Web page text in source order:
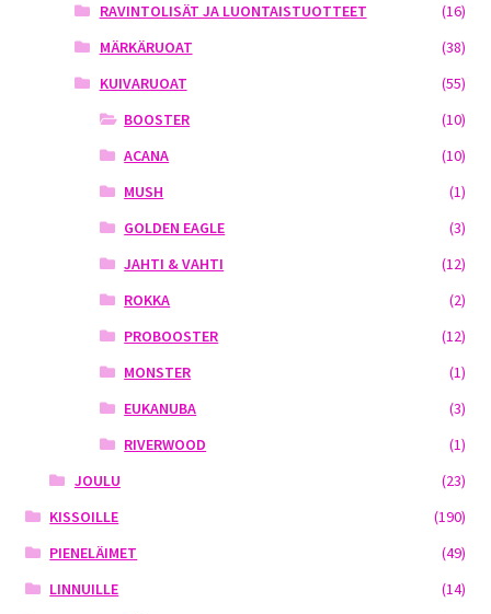
RAVINTOLISÄT JA LUONTAISTUOTTEET
(16)
MÄRKÄRUOAT
(38)
KUIVARUOAT
(55)
BOOSTER
(10)
ACANA
(10)
MUSH
(1)
GOLDEN EAGLE
(3)
JAHTI & VAHTI
(12)
ROKKA
(2)
PROBOOSTER
(12)
MONSTER
(1)
EUKANUBA
(3)
RIVERWOOD
(1)
JOULU
(23)
KISSOILLE
(190)
PIENELÄIMET
(49)
LINNUILLE
(14)